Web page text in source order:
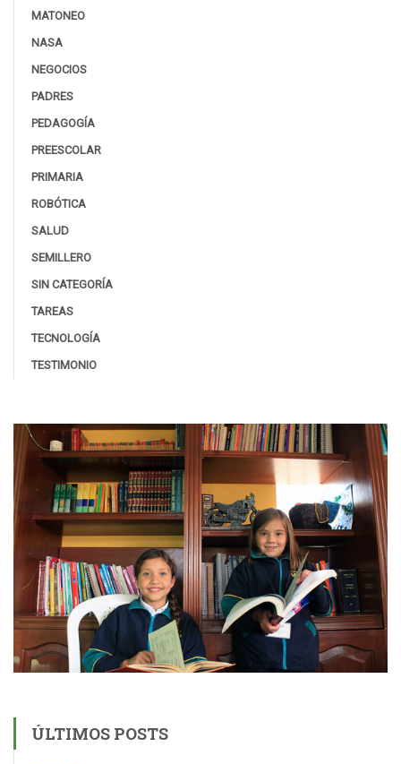
MATONEO
NASA
NEGOCIOS
PADRES
PEDAGOGÍA
PREESCOLAR
PRIMARIA
ROBÓTICA
SALUD
SEMILLERO
SIN CATEGORÍA
TAREAS
TECNOLOGÍA
TESTIMONIO
ÚLTIMOS POSTS